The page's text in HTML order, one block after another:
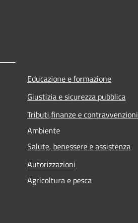
Educazione e formazione
Giustizia e sicurezza pubblica
Tributi,finanze e contravvenzioni
Ambiente
Salute, benessere e assistenza
Autorizzazioni
Agricoltura e pesca